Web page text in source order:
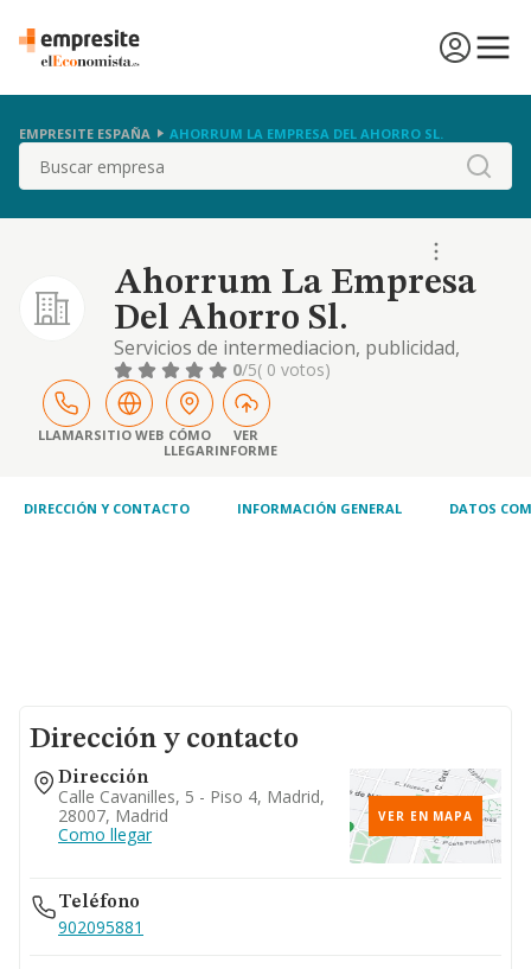
EMPRESITE ESPAÑA AHORRUM LA EMPRESA DEL AHORRO SL.
Buscar
Ahorrum La Empresa
Del Ahorro Sl.
Servicios de intermediacion, publicidad,
asesoramiento y marketing dirigidos a
comercializacion de todo tipo de productos y
servicios
0/5( 0 votos)
LLAMARSITIO WEB CÓMO
LLEGAR
VER
INFORME
DIRECCIÓN Y CONTACTO INFORMACIÓN GENERAL DATOS
Dirección y contacto
Dirección
Calle Cavanilles, 5 - Piso 4, Madrid,
28007, Madrid
Como llegar
VER EN MAPA
Teléfono
902095881